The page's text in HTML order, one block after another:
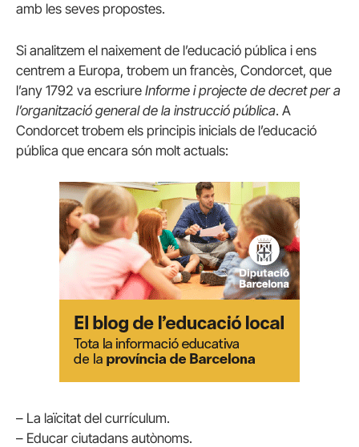
amb les seves propostes.
Si analitzem el naixement de l’educació pública i ens
centrem a Europa, trobem un francès, Condorcet, que
l’any 1792 va escriure Informe i projecte de decret per a
l’organització general de la instrucció pública. A
Condorcet trobem els principis inicials de l’educació
pública que encara són molt actuals:
– La laïcitat del currículum.
– Educar ciutadans autònoms.